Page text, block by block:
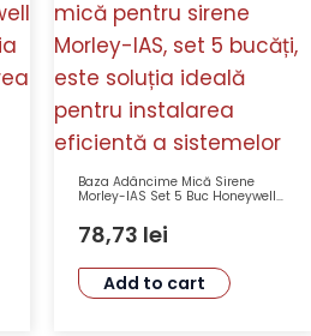
Baza Adâncime Mică Sirene
Morley-IAS Set 5 Buc Honeywell
Robustă, Culoare Roșie
78,73 lei
Add to cart